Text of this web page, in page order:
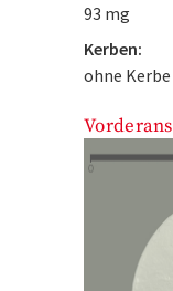
93 mg
Kerben:
ohne Kerbe